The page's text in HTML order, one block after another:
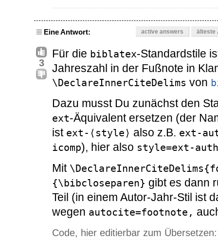
Eine Antwort: active answers älteste
3
Für die biblatex-Standardstile
Jahreszahl in der Fußnote in
\DeclareInnerCiteDelims von
Dazu musst Du zunächst den
ext-Äquivalent ersetzen (der
ist ext-⟨style⟩ also z.B. ext-
icomp), hier also style=ext-
Mit
{\bibcloseparen} gibt es dann
Teil (in einem Autor-Jahr-Stil ist
wegen autocite=footnote,
Code, hier editierbar zum Übersetzen: